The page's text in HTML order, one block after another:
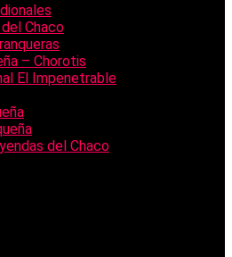
Chaco
– Chorotis
El Impenetrable
del Chaco